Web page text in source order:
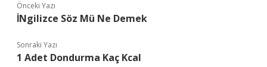
Önceki Yazı
İNgilizce Söz Mü Ne Demek
Sonraki Yazı
1 Adet Dondurma Kaç Kcal